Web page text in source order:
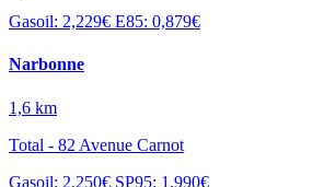
Gasoil: 2,229€ E85: 0,879€
Narbonne
1,6 km
Total - 82 Avenue Carnot
Gasoil: 2,250€ SP95: 1,990€